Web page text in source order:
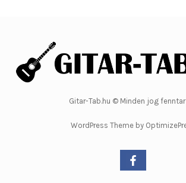
Gitar-Tab.hu © Minden jog
WordPress Theme by